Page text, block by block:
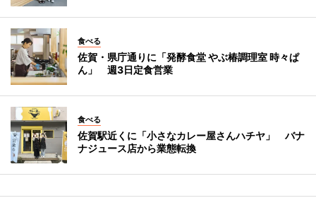
食べる
佐賀・県庁通りに「発酵食堂 やぶ椿調理室 時々ぱ
ん」 週3日定食営業
食べる
佐賀駅近くに「小さなカレー屋さんハチヤ」 バナ
ナジュース店から業態転換